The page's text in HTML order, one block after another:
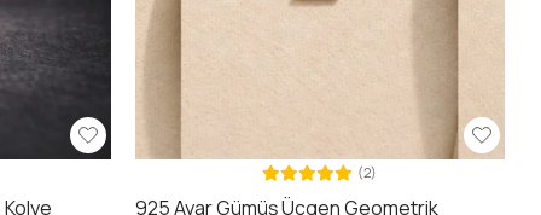
(2)
925 Ayar Gümüş Üçgen Geometrik